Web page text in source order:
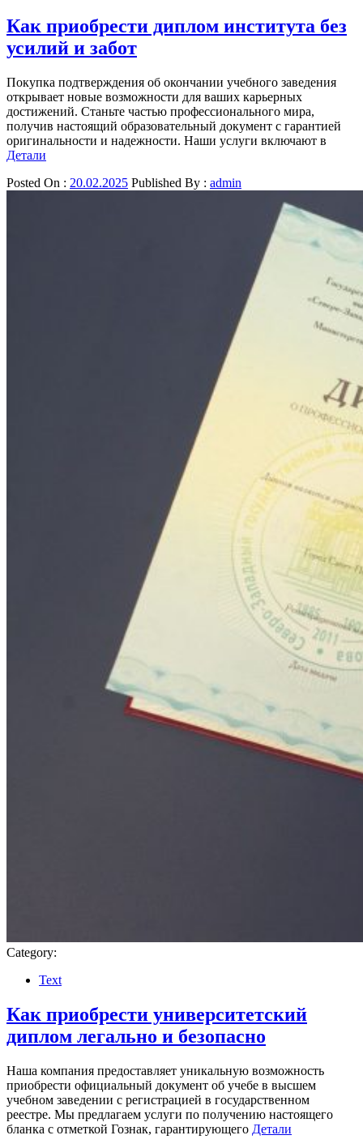
Как приобрести диплом института без
усилий и забот
Покупка подтверждения об окончании учебного заведения
открывает новые возможности для ваших карьерных
достижений. Станьте частью профессионального мира,
получив настоящий образовательный документ с гарантией
оригинальности и надежности. Наши услуги включают в
Детали
Posted On : 20.02.2025 Published By : admin
Category:
Text
Как приобрести университетский
диплом легально и безопасно
Наша компания предоставляет уникальную возможность
приобрести официальный документ об учебе в высшем
учебном заведении с регистрацией в государственном
реестре. Мы предлагаем услуги по получению настоящего
бланка с отметкой Гознак, гарантирующего Детали